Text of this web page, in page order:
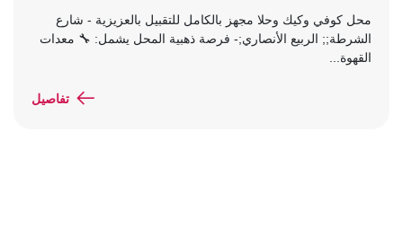
محل كوفي وكيك وحلا مجهز بالكامل للتقبيل بالعزيزية - شارع
الشرطة;; الربيع الأنصاري;- فرصة ذهبية المحل يشمل: 🔧 معدات
القهوة...
تفاصيل